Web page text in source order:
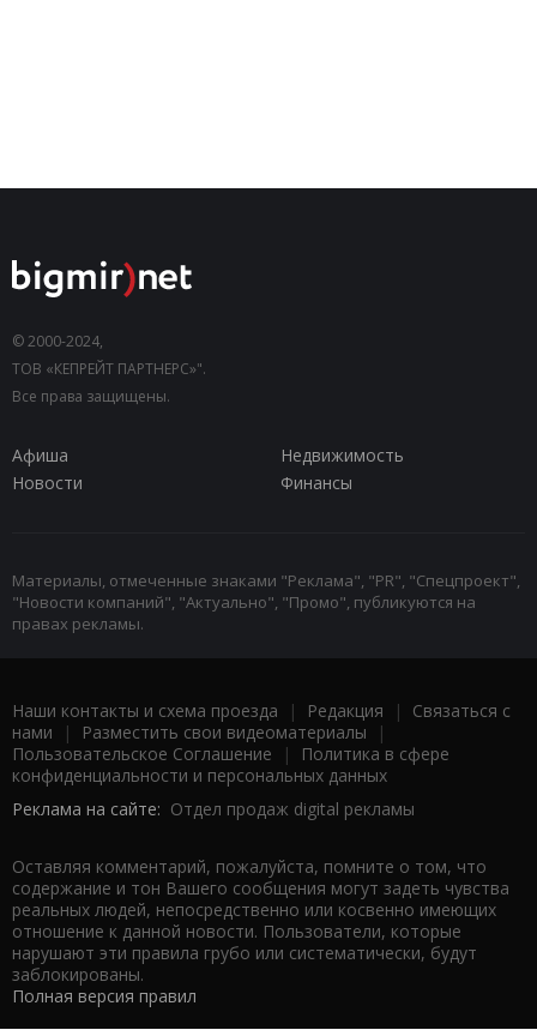
© 2000-2024,
ТОВ «КЕПРЕЙТ ПАРТНЕРС»".
Все права защищены.
Афиша
Недвижимость
Новости
Финансы
Материалы, отмеченные знаками "Реклама", "PR", "Спецпроект",
"Новости компаний", "Актуально", "Промо", публикуются на
правах рекламы.
Наши контакты и схема проезда | Редакция | Связаться с
нами | Разместить свои видеоматериалы |
Пользовательское Соглашение |
Политика в сфере
конфиденциальности и персональных данных
Реклама на сайте: Отдел продаж digital рекламы
Оставляя комментарий, пожалуйста, помните о том, что
содержание и тон Вашего сообщения могут задеть чувства
реальных людей, непосредственно или косвенно имеющих
отношение к данной новости. Пользователи, которые
нарушают эти правила грубо или систематически, будут
заблокированы.
Полная версия правил